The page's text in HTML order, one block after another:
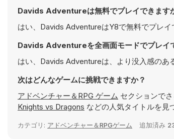
Davids Adventureは無料でプレイできます
はい、Davids AdventureはY8で無料でプレイ
Davids Adventureを全画面モードでプレイ
はい、Davids Adventureは、より没入感のあ
次はどんなゲームに挑戦できますか？
アドベンチャー＆RPG ゲーム セクションで
Knights vs Dragons などの人気タイトルを見
カテゴリ: アドベンチャー＆RPGゲーム 追加済み